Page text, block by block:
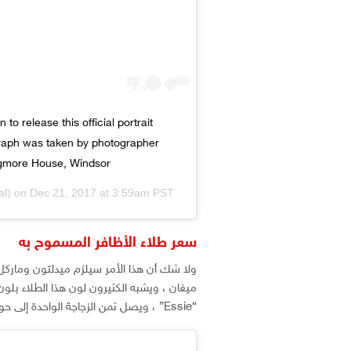
to release this official portrait
was taken by photographer
House, Windsor.
on Dec 21, 2017 at 3:59am PST
سعر طلاء الأظافر المسموح به
ولا شك أن هذا الأمر سيلزم ميدلتون
ميغان ، ويشبه الكثيرون لون هذا الطلاء
“Essie” ، ويصل ثمن الزجاجة الواحدة إلى حوالي 18 دولار.